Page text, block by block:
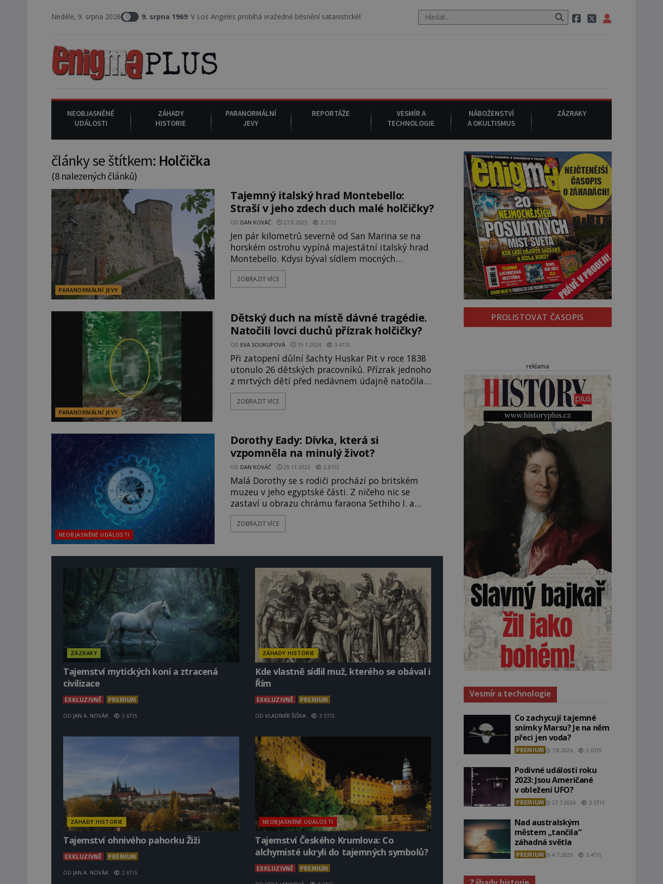
Neděle, 9. srpna 2026
9. srpna 1969 : V Los Angeles probíhá vražedné běsnění satanistického gangu vedeného Charlesem Mansonem, při němž umírá i těhotná herečka Sharon Tate.
NEOBJASNĚNÉ
UDÁLOSTI
ZÁHADY
HISTORIE
PARANORMÁLNÍ
JEVY
REPORTÁŽE
VESMÍR A
TECHNOLOGIE
NÁBOŽENSTVÍ
A OKULTISMUS
ZÁZRAKY
články se štítkem: Holčička
(8 nalezených článků)
PARANORMÁLNÍ JEVY
Tajemný italský hrad Montebello:
Straší v jeho zdech duch malé holčičky?
OD DAN KOVÁČ 27.8.2025 3.2TIS
Jen pár kilometrů severně od San Marina se na
horském ostrohu vypíná majestátní italský hrad
Montebello. Kdysi býval sídlem mocných
šlechtických rodů, které z něj ovládaly celé širé
okolí. Ve 14. století tu však došlo k tragické
nacházející se v provincii Rimini byl postaven
ZOBRAZIT VÍCE
PARANORMÁLNÍ JEVY
Dětský duch na místě dávné tragédie.
Natočili lovci duchů přízrak holčičky?
OD EVA SOUKUPOVÁ 19.1.2024 3.4TIS
Při zatopení důlní šachty Huskar Pit v roce 1838
utonulo 26 dětských pracovníků. Přízrak jednoho
z mrtvých dětí před nedávnem údajně natočila
dvojice vyšetřovatelů paranormálních jevů, kteří
se vydali místo prozkoumat. Dokládá jejich video,
Británi
ZOBRAZIT VÍCE
NEOBJASNĚNÉ UDÁLOSTI
Dorothy Eady: Dívka, která si
vzpomněla na minulý život?
OD DAN KOVÁČ 29.11.2023 2.8TIS
Malá Dorothy se s rodiči prochází po britském
muzeu v jeho egyptské části. Z ničeho nic se
zastaví u obrazu chrámu faraona Sethiho I. a
začne volat: „Tady je můj domov!“ Diví se také, že
na fotografii nejsou stromy a zahrady, které si
Opravdu si vzpomněla na minulý život? [gallery
ids="134311
ZOBRAZIT VÍCE
ZÁZRAKY
Tajemství mytických koní a ztracená
civilizace
EXKLUZIVNĚ PREMIUM
OD JAN A. NOVÁK 3.6TIS
ZÁHADY HISTORIE
Kde vlastně sídlil muž, kterého se obával i
Řím
EXKLUZIVNĚ PREMIUM
OD VLADIMÍR ŠIŠKA 3.5TIS
ZÁHADY HISTORIE
Tajemství ohnivého pahorku Žiži
EXKLUZIVNĚ PREMIUM
OD JAN A. NOVÁK 2.6TIS
NEOBJASNĚNÉ UDÁLOSTI
Tajemství Českého Krumlova: Co
alchymisté ukryli do tajemných symbolů?
EXKLUZIVNĚ PREMIUM
PROLISTOVAT ČASOPIS
reklama
Vesmír a technologie
Co zachycují tajemné
snímky Marsu? Je na něm
přeci jen voda?
PREMIUM 7.8.2026 2.6TIS
Podivné události roku
2023: Jsou Američané
v obležení UFO?
PREMIUM 27.7.2026 3.5TIS
Nad australským
městem „tančila“
záhadná světla
PREMIUM 4.7.2026 3.4TIS